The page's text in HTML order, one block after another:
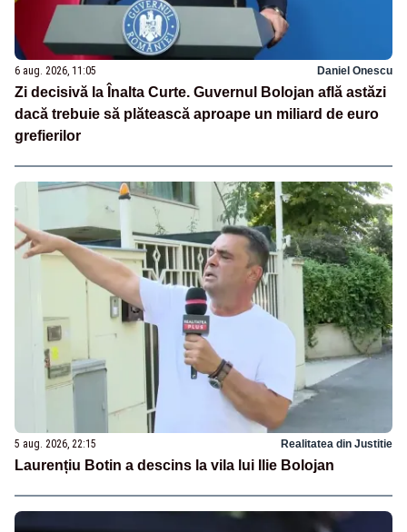
6 aug. 2026, 11:05 Daniel Onescu
Zi decisivă la Înalta Curte. Guvernul Bolojan află astăzi
dacă trebuie să plătească aproape un miliard de euro
grefierilor
5 aug. 2026, 22:15 Realitatea din Justitie
Laurențiu Botin a descins la vila lui Ilie Bolojan